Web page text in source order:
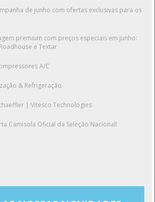
de junho com ofertas exclusivas para os
premium com preços especiais em junho:
e Textar
A/C
& Refrigeração
| Vitesco Technologies
Camisola Oficial da Seleção Nacional!